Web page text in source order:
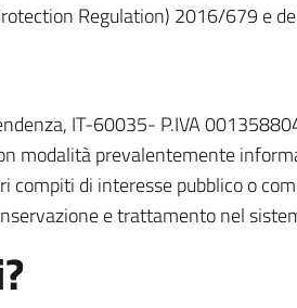
Regulation) 2016/679 e
IT-60035- P.IVA
modalità prevalentemente
di interesse pubblico o
e trattamento nel